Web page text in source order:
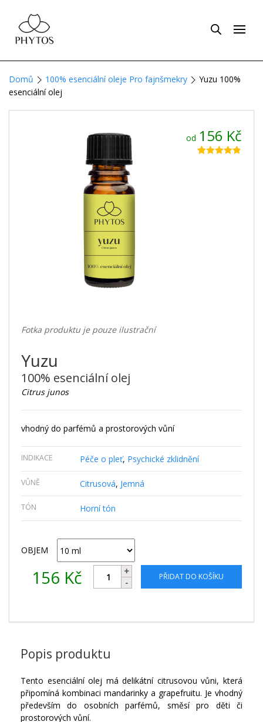
Domů 100% esenciální oleje Pro fajnšmekry
Yuzu 100%
esenciální olej
Fotka produktu je pouze ilustrační
Yuzu
100% esenciální olej
Citrus junos
vhodný do parfémů a prostorových vůní
INDIKACE Péče o pleť, Psychické zklidnění
VŮNĚ Citrusová, Jemná
TÓN Horní tón
od 156 Kč
OBJEM
156 Kč PŘIDAT DO KOŠÍKU
Popis produktu
Tento esenciální olej má delikátní citrusovou vůni, která
připomíná kombinaci mandarinky a grapefruitu. Je vhodný
především do osobních parfémů, směsí pro děti či
prostorových vůní.